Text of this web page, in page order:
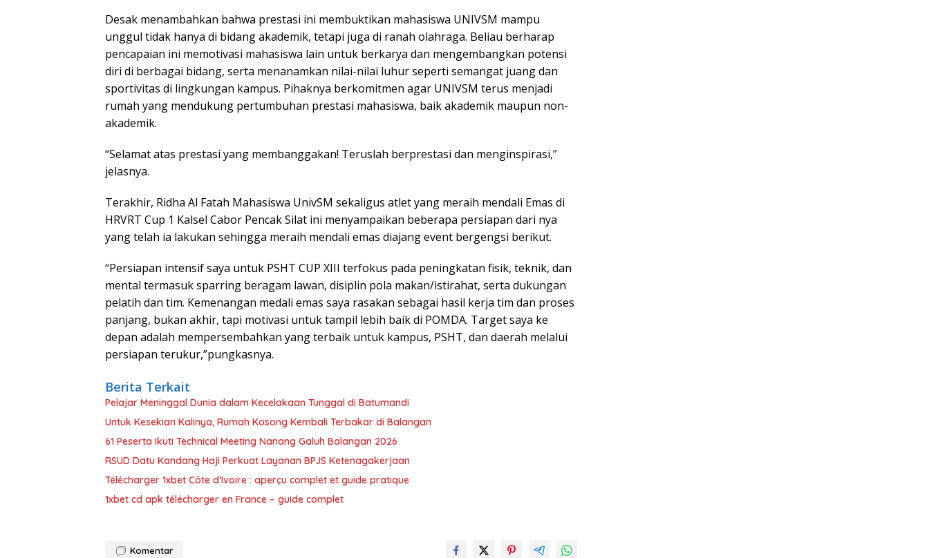
Desak menambahkan bahwa prestasi ini membuktikan mahasiswa UNIVSM mampu
unggul tidak hanya di bidang akademik, tetapi juga di ranah olahraga. Beliau berharap
pencapaian ini memotivasi mahasiswa lain untuk berkarya dan mengembangkan potensi
diri di berbagai bidang, serta menanamkan nilai-nilai luhur seperti semangat juang dan
sportivitas di lingkungan kampus. Pihaknya berkomitmen agar UNIVSM terus menjadi
rumah yang mendukung pertumbuhan prestasi mahasiswa, baik akademik maupun non-
akademik.
“Selamat atas prestasi yang membanggakan! Teruslah berprestasi dan menginspirasi,”
jelasnya.
Terakhir, Ridha Al Fatah Mahasiswa UnivSM sekaligus atlet yang meraih mendali Emas di
HRVRT Cup 1 Kalsel Cabor Pencak Silat ini menyampaikan beberapa persiapan dari nya
yang telah ia lakukan sehingga meraih mendali emas diajang event bergengsi berikut.
“Persiapan intensif saya untuk PSHT CUP XIII terfokus pada peningkatan fisik, teknik, dan
mental termasuk sparring beragam lawan, disiplin pola makan/istirahat, serta dukungan
pelatih dan tim. Kemenangan medali emas saya rasakan sebagai hasil kerja tim dan proses
panjang, bukan akhir, tapi motivasi untuk tampil lebih baik di POMDA. Target saya ke
depan adalah mempersembahkan yang terbaik untuk kampus, PSHT, dan daerah melalui
persiapan terukur,”pungkasnya.
Berita Terkait
Pelajar Meninggal Dunia dalam Kecelakaan Tunggal di Batumandi
Untuk Kesekian Kalinya, Rumah Kosong Kembali Terbakar di Balangan
61 Peserta Ikuti Technical Meeting Nanang Galuh Balangan 2026
RSUD Datu Kandang Haji Perkuat Layanan BPJS Ketenagakerjaan
Télécharger 1xbet Côte d’Ivoire : aperçu complet et guide pratique
1xbet cd apk télécharger en France – guide complet
Komentar